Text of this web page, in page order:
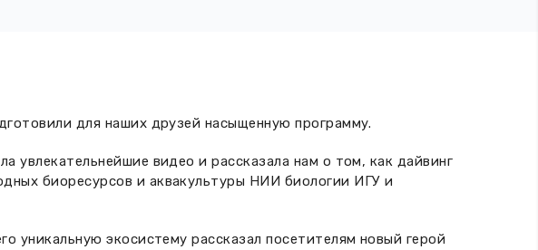
для наших друзей насыщенную программу.
видео и рассказала нам о том, как дайвинг
биоресурсов и аквакультуры НИИ биологии ИГУ и
уникальную экосистему рассказал посетителям новый герой